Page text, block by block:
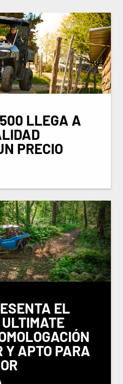
LLEGA A
PRECIO
EL
Y APTO PARA